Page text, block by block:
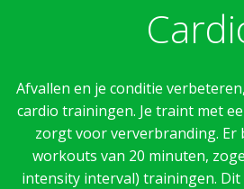
Afvallen en je conditie
cardio trainingen. Je traint met
zorgt voor ververbranding. Er
workouts van 20 minuten,
intensity interval) trainingen.